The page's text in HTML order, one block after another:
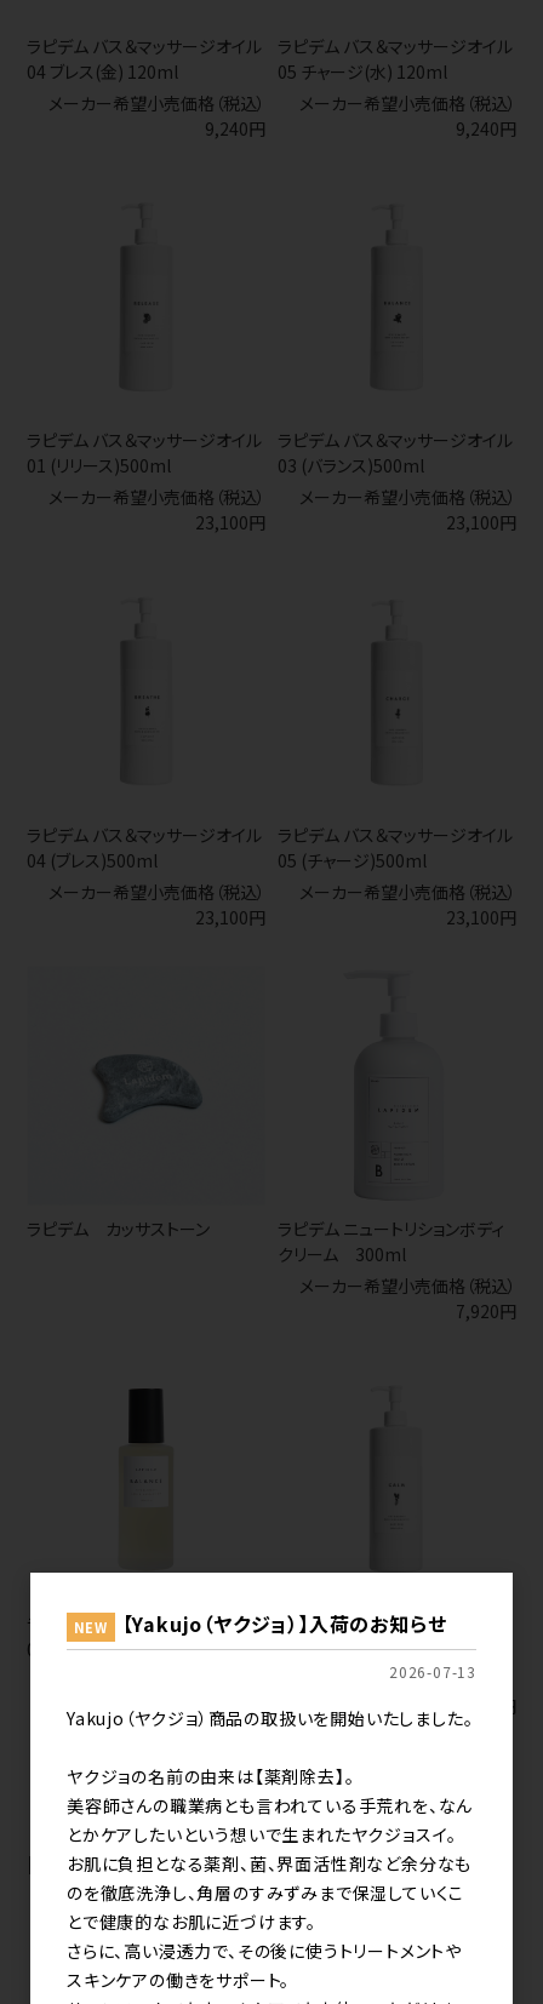
ラピデム バス＆マッサージオイル
04 ブレス(金) 120ml
メーカー希望小売価格（税込）
9,240円
ラピデム バス＆マッサージオイル
05 チャージ(水) 120ml
メーカー希望小売価格（税込）
9,240円
ラピデム バス＆マッサージオイル
01 (リリース)500ml
メーカー希望小売価格（税込）
23,100円
ラピデム バス＆マッサージオイル
03 (バランス)500ml
メーカー希望小売価格（税込）
23,100円
ラピデム バス＆マッサージオイル
04 (ブレス)500ml
メーカー希望小売価格（税込）
23,100円
ラピデム バス＆マッサージオイル
05 (チャージ)500ml
メーカー希望小売価格（税込）
23,100円
ラピデム カッサストーン
ラピデム ニュートリションボディ
クリーム 300ml
メーカー希望小売価格（税込）
7,920円
ラピデム バス＆マッサージオイル
03 バランス(土) 120ml
9,240円
ラピデム バス＆マッサージオイル
02 (カーム)500ml
メーカー希望小売価格（税込）
23,100円
12件中 1〜12件目
RECOMMEND
NEW 【Yakujo（ヤクジョ）】入荷のお知らせ
2026-07-13
Yakujo（ヤクジョ）商品の取扱いを開始いたしました。
ヤクジョの名前の由来は【薬剤除去】。
美容師さんの職業病とも言われている手荒れを、なん
とかケアしたいという想いで生まれたヤクジョスイ。
お肌に負担となる薬剤、菌、界面活性剤など余分なも
のを徹底洗浄し、角層のすみずみまで保湿していくこ
とで健康的なお肌に近づけます。
さらに、高い浸透力で、その後に使うトリートメントや
スキンケアの働きをサポート。